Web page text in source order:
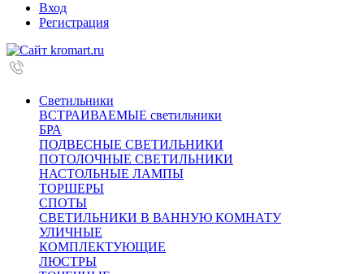
Вход
Регистрация
Светильники
ВСТРАИВАЕМЫЕ светильники
БРА
ПОДВЕСНЫЕ СВЕТИЛЬНИКИ
ПОТОЛОЧНЫЕ СВЕТИЛЬНИКИ
НАСТОЛЬНЫЕ ЛАМПЫ
ТОРШЕРЫ
СПОТЫ
СВЕТИЛЬНИКИ В ВАННУЮ КОМНАТУ
УЛИЧНЫЕ
КОМПЛЕКТУЮЩИЕ
ЛЮСТРЫ